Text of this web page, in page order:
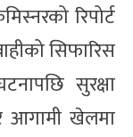
रिपोर्ट
सिफारिस
सुरक्षा
आगामी खेलमा